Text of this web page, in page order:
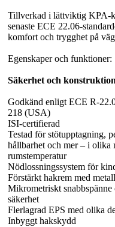
Tillverkad i lättviktig KPA-
senaste ECE 22.06-
komfort och trygghet på
Egenskaper och funktioner:
Säkerhet och
Godkänd enligt ECE R-
218 (USA)
ISI-certifierad
Testad för stötupptagning,
hållbarhet och mer – i olika
rumstemperatur
Nödlossningssystem för
Förstärkt hakrem med
Mikrometriskt
säkerhet
Flerlagrad EPS med olika
Inbyggt hakskydd